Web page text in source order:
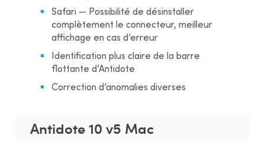
Safari — Possibilité de désinstaller
complètement le connecteur, meilleur
affichage en cas d’erreur
Identification plus claire de la barre
flottante d’Antidote
Correction d’anomalies diverses
Antidote 10 v5 Mac